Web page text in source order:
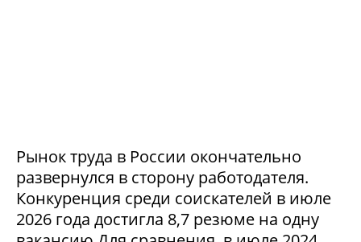
Рынок труда в России окончательно
развернулся в сторону работодателя.
Конкуренция среди соискателей в июле
2026 года достигла 8,7 резюме на одну